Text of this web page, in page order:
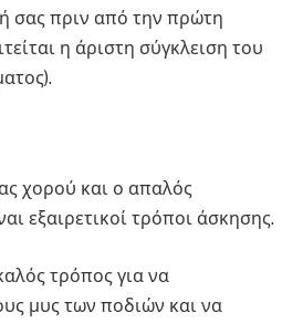
σας πριν από την πρώτη
η άριστη σύγκλειση του
χορού και ο απαλός
εξαιρετικοί τρόποι άσκησης.
τρόπος για να
μυς των ποδιών και να